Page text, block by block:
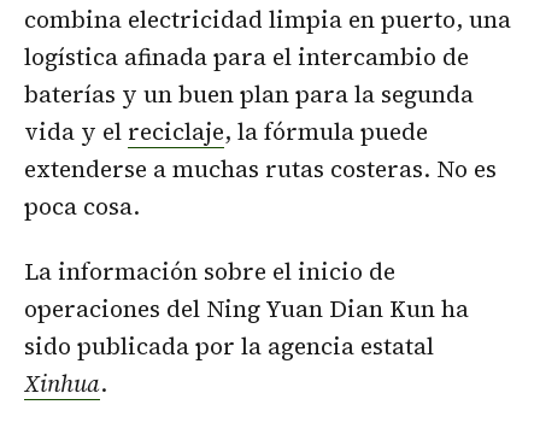
combina electricidad limpia en puerto, una
logística afinada para el intercambio de
baterías y un buen plan para la segunda
vida y el reciclaje, la fórmula puede
extenderse a muchas rutas costeras. No es
poca cosa.
La información sobre el inicio de
operaciones del Ning Yuan Dian Kun ha
sido publicada por la agencia estatal
Xinhua.